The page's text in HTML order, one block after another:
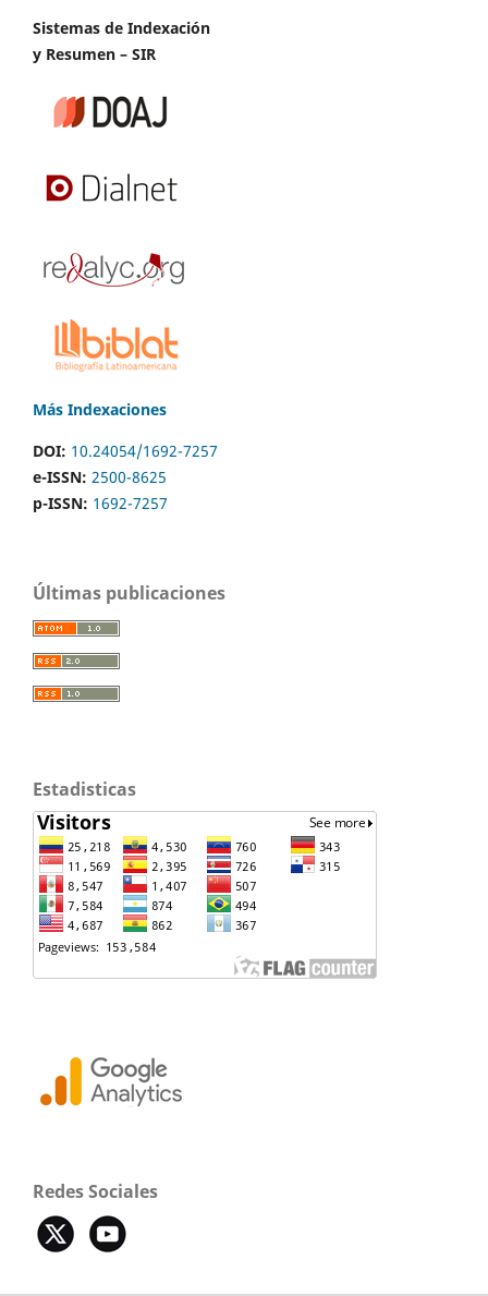
Sistemas de Indexación
y Resumen – SIR
Más Indexaciones
DOI: 10.24054/1692-7257
e-ISSN: 2500-8625
p-ISSN: 1692-7257
Últimas publicaciones
Estadisticas
Redes Sociales